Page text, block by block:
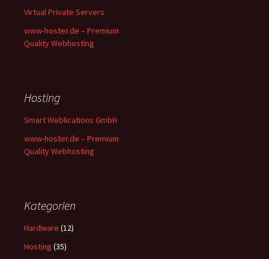
Virtual Private Servers
www-hoster.de – Premium
Quality Webhosting
Hosting
Smart Weblications GmbH
www-hoster.de – Premium
Quality Webhosting
Kategorien
Hardware (12)
Hosting (35)